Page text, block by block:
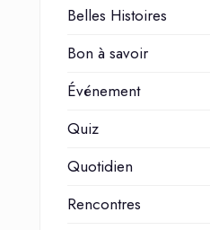
Belles Histoires
Bon à savoir
Événement
Quiz
Quotidien
Rencontres